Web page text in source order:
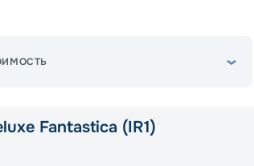
Fantastica (IR1)